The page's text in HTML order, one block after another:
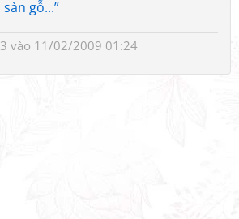
gỗ...”
vào 11/02/2009 01:24